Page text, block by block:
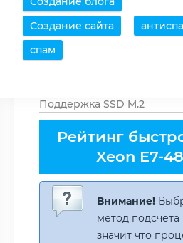
Создание сайта
спам
Версия PCI Express
Линий PCIe
Поддержка NVMe
Поддержка SSD M.2
Рейтинг
Xeon E7-
Внимание!
метод подсчета
значит что